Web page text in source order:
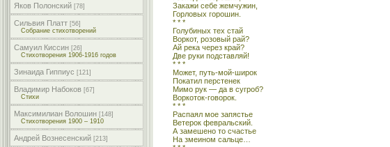
Яков Полонский [78]
Сильвия Платт [56]
Собрание стихотворений
Самуил Киссин [26]
Стихотворения 1906-1916 годов
Зинаида Гиппиус [121]
Владимир Набоков [67]
Стихи
Максимилиан Волошин [148]
Стихотворения 1900 – 1910
Андрей Вознесенский [213]
Закажи себе жемчужин,
Горловых горошин.
* * *
Голубиных тех стай
Воркот, розовый рай?
Ай река через край?
Две руки подставляй!
* * *
Может, путь-мой-широк
Покатил перстенек
Мимо рук — да в сугроб?
Воркоток-говорок.
* * *
Распаял мое запястье
Ветерок февральский.
А замешено то счастье
На змеином сальце…